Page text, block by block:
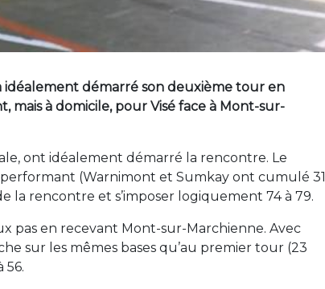
démarré son deuxième tour en
mais à domicile, pour Visé face à Mont-sur-
ont idéalement démarré la rencontre. Le
(Warnimont et Sumkay ont cumulé 31
la rencontre et s’imposer logiquement 74 à 79.
pas en recevant Mont-sur-Marchienne. Avec
sur les mêmes bases qu’au premier tour (23
56.